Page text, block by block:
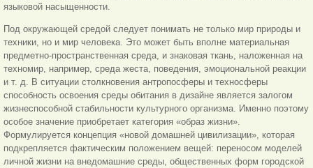
языковой насыщенности.
Под окружающей средой следует понимать не только мир природы и
техники, но и мир человека. Это может быть вполне материальная
предметно-пространственная среда, и знаковая ткань, наложенная на
техномир, например, среда жеста, поведения, эмоциональной реакции
и т. д. В ситуации столкновения антропосферы и техносферы
способность освоения среды обитания в дизайне является залогом
жизнеспособной стабильности культурного организма. Именно поэтому
особое значение приобретает категория «образ жизни».
Формулируется концепция «новой домашней цивилизации», которая
подкрепляется фактическим положением вещей: переносом моделей
личной жизни на внедомашние среды, общественных форм городской